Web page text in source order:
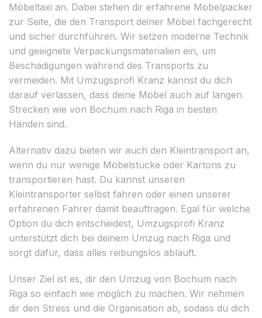
Möbeltaxi an. Dabei stehen dir erfahrene Möbelpacker
zur Seite, die den Transport deiner Möbel fachgerecht
und sicher durchführen. Wir setzen moderne Technik
und geeignete Verpackungsmaterialien ein, um
Beschädigungen während des Transports zu
vermeiden. Mit Umzugsprofi Kranz kannst du dich
darauf verlassen, dass deine Möbel auch auf langen
Strecken wie von Bochum nach Riga in besten
Händen sind.
Alternativ dazu bieten wir auch den Kleintransport an,
wenn du nur wenige Möbelstücke oder Kartons zu
transportieren hast. Du kannst unseren
Kleintransporter selbst fahren oder einen unserer
erfahrenen Fahrer damit beauftragen. Egal für welche
Option du dich entscheidest, Umzugsprofi Kranz
unterstützt dich bei deinem Umzug nach Riga und
sorgt dafür, dass alles reibungslos abläuft.
Unser Ziel ist es, dir den Umzug von Bochum nach
Riga so einfach wie möglich zu machen. Wir nehmen
dir den Stress und die Organisation ab, sodass du dich